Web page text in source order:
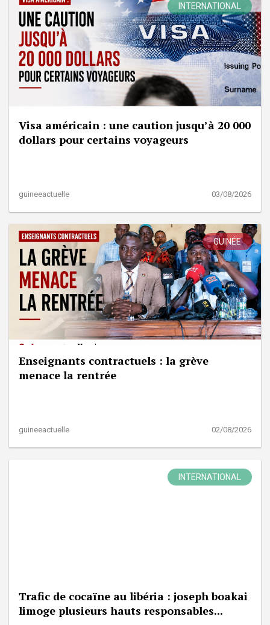
INTERNATIONAL
Visa américain : une caution jusqu’à 20 000
dollars pour certains voyageurs
guineeactuelle 03/08/2026
GUINÉE
Enseignants contractuels : la grève
menace la rentrée
guineeactuelle 02/08/2026
INTERNATIONAL
Trafic de cocaïne au libéria : joseph boakai
limoge plusieurs hauts responsables...